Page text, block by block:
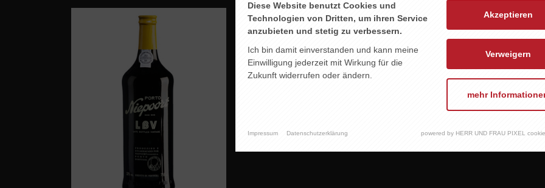
Diese Website benutzt Cookies und
Technologien von Dritten, um ihren Service
anzubieten und stetig zu verbessern.
Ich bin damit einverstanden und kann meine
Einwilligung jederzeit mit Wirkung für die
Zukunft widerrufen oder ändern.
Akzeptieren
Verweigern
mehr
Impressum Datenschutzerklärung powered by HERR UND FRAU PIXEL